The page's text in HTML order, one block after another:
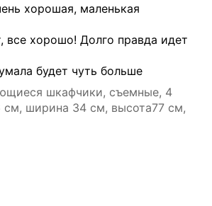
хорошая, маленькая
все хорошо! Долго правда идет
будет чуть больше
шкафчики, съемные, 4
см, ширина 34 см, высота77 см,